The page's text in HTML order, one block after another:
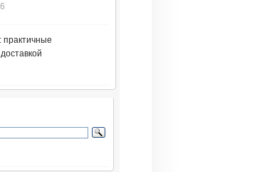
практичные